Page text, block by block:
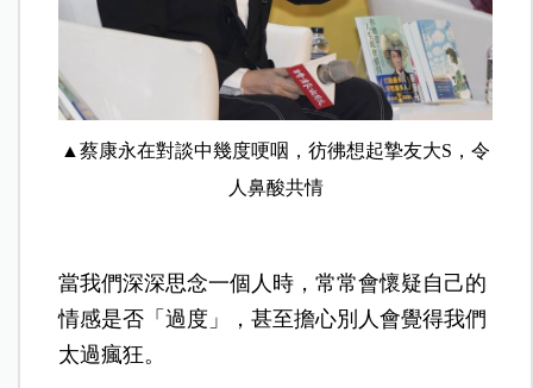
▲蔡康永在對談中幾度哽咽，彷彿想起摯友大S，令
人鼻酸共情
當我們深深思念一個人時，常常會懷疑自己的
情感是否「過度」，甚至擔心別人會覺得我們
太過瘋狂。